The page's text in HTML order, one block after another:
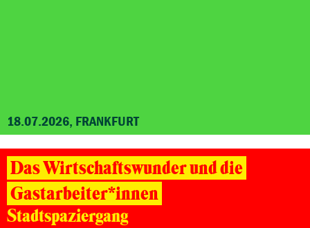
18.07.2026, FRANKFURT
Das Wirtschaftswunder und die
Gastarbeiter*innen
Stadtspaziergang